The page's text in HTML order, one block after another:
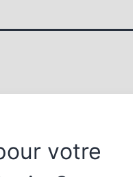
votre